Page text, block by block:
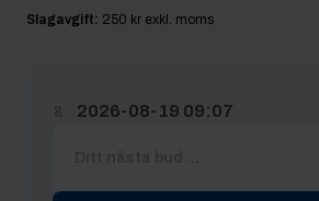
Slagavgift: 250 kr exkl. moms
2026-08-19 09:07